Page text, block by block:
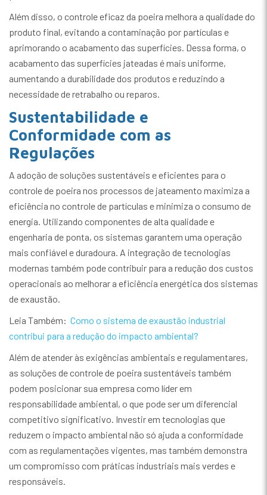
Além disso, o controle eficaz da poeira melhora a qualidade do
produto final, evitando a contaminação por partículas e
aprimorando o acabamento das superfícies. Dessa forma, o
acabamento das superfícies jateadas é mais uniforme,
aumentando a durabilidade dos produtos e reduzindo a
necessidade de retrabalho ou reparos.
Sustentabilidade e
Conformidade com as
Regulações
A adoção de soluções sustentáveis e eficientes para o
controle de poeira nos processos de jateamento maximiza a
eficiência no controle de partículas e minimiza o consumo de
energia. Utilizando componentes de alta qualidade e
engenharia de ponta, os sistemas garantem uma operação
mais confiável e duradoura. A integração de tecnologias
modernas também pode contribuir para a redução dos custos
operacionais ao melhorar a eficiência energética dos sistemas
de exaustão.
Leia Também: Como o sistema de exaustão industrial
contribui para a redução do impacto ambiental?
Além de atender às exigências ambientais e regulamentares,
as soluções de controle de poeira sustentáveis também
podem posicionar sua empresa como líder em
responsabilidade ambiental, o que pode ser um diferencial
competitivo significativo. Investir em tecnologias que
reduzem o impacto ambiental não só ajuda a conformidade
com as regulamentações vigentes, mas também demonstra
um compromisso com práticas industriais mais verdes e
responsáveis.